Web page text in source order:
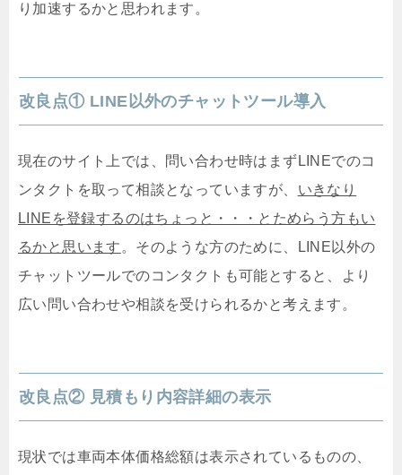
り加速するかと思われます。
改良点① LINE以外のチャットツール導入
現在のサイト上では、問い合わせ時はまずLINEでのコ
ンタクトを取って相談となっていますが、 いきなり
LINEを登録するのはちょっと・・・とためらう方もい
るかと思います 。そのような方のために、LINE以外の
チャットツールでのコンタクトも可能とすると、より
広い問い合わせや相談を受けられるかと考えます。
改良点② 見積もり内容詳細の表示
現状では車両本体価格総額は表示されているものの、